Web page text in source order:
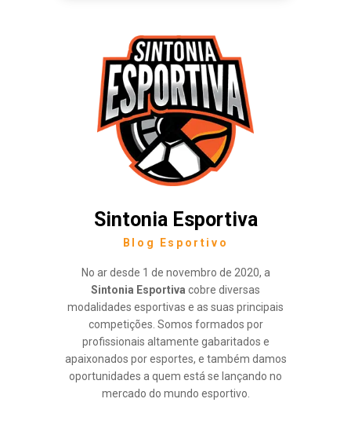
Sintonia Esportiva
Blog Esportivo
No ar desde 1 de novembro de 2020, a
Sintonia Esportiva cobre diversas
modalidades esportivas e as suas principais
competições. Somos formados por
profissionais altamente gabaritados e
apaixonados por esportes, e também damos
oportunidades a quem está se lançando no
mercado do mundo esportivo.